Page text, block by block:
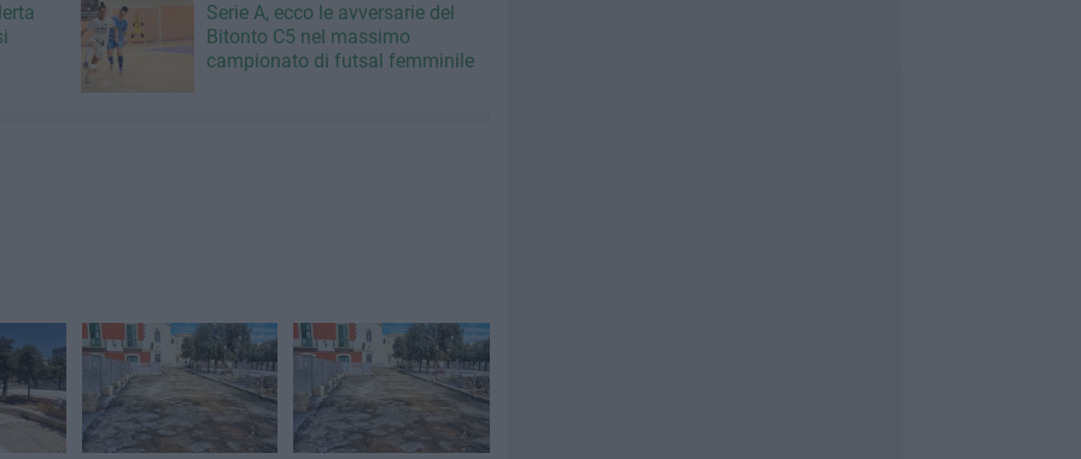
Serie A, ecco le avversarie del
Bitonto C5 nel massimo
campionato di futsal femminile